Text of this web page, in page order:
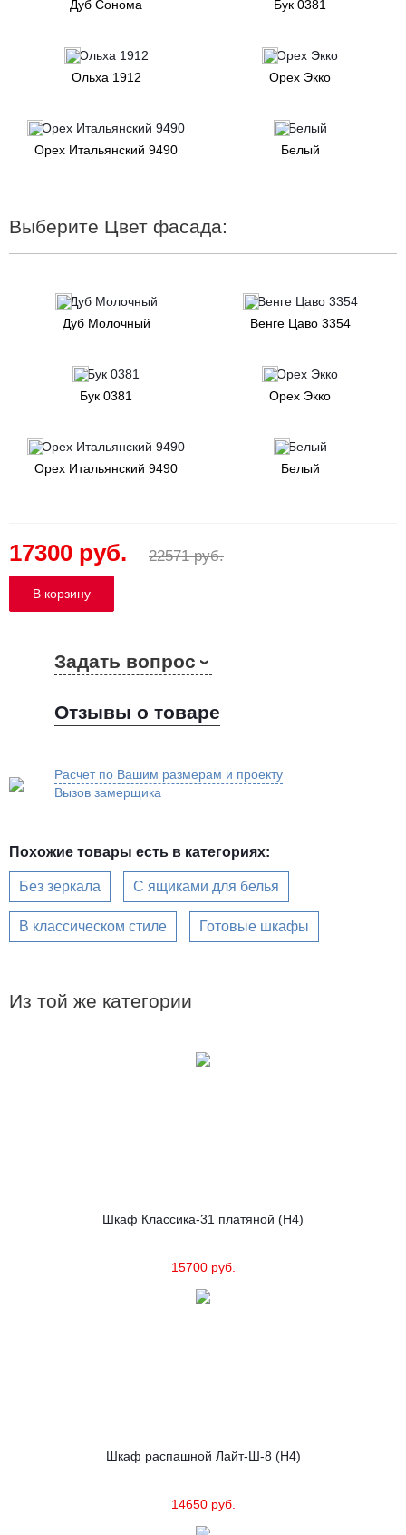
Дуб Сонома Бук 0381
Ольха 1912 Орех Экко
Орех Итальянский 9490 Белый
Выберите Цвет фасада:
Дуб Молочный Венге Цаво 3354
Бук 0381 Орех Экко
Орех Итальянский 9490 Белый
17300 руб. 22571 руб.
Задать вопрос
Отзывы о товаре
Расчет по Вашим размерам и проекту
Вызов замерщика
Похожие товары есть в категориях:
Без зеркала С ящиками для белья
В классическом стиле Готовые шкафы
Из той же категории
Шкаф Классика-31 платяной (Н4)
15700 руб.
Шкаф распашной Лайт-Ш-8 (Н4)
14650 руб.